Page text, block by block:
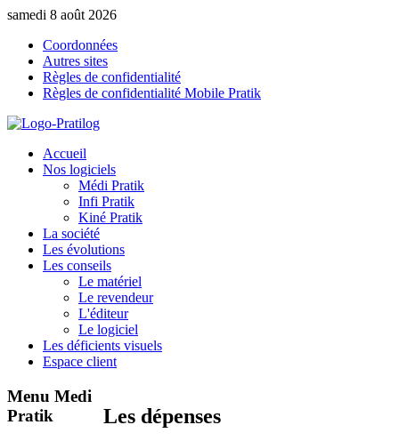
samedi 8 août 2026
Coordonnées
Autres sites
Règles de confidentialité
Règles de confidentialité Mobile Pratik
Accueil
Nos logiciels
Médi Pratik
Infi Pratik
Kiné Pratik
La société
Les évolutions
Les conseils
Le matériel
Le revendeur
L'éditeur
Le logiciel
Les déficients visuels
Espace client
Les dépenses
Menu Medi
Pratik